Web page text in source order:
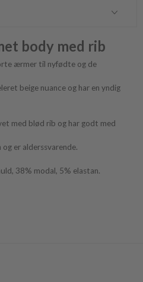
body med rib
ærmer til nyfødte og de
beige nuance og har en yndig
med blød rib og har godt med
er alderssvarende.
38% modal, 5% elastan.